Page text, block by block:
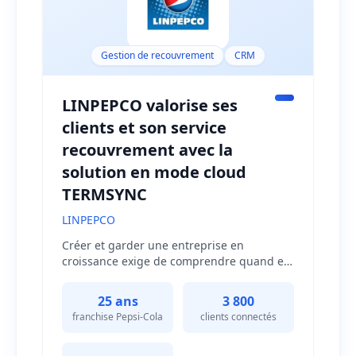
Gestion de recouvrement CRM
LINPEPCO valorise ses
clients et son service
recouvrement avec la
solution en mode cloud
TERMSYNC
LINPEPCO
Créer et garder une entreprise en
croissance exige de comprendre quand et
potentielles, transformant ainsi ce qui
pourrait être une faiblesse en force
stratégique.En tant que franchise de
25 ans
franchise Pepsi-Cola
3 800
clients connectés